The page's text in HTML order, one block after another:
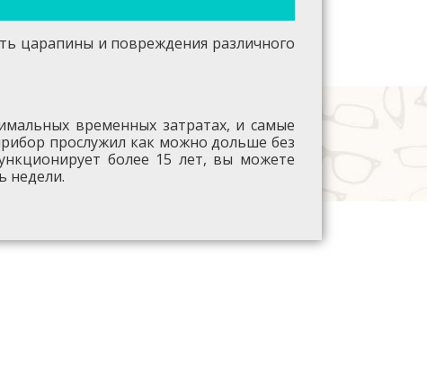
царапины и повреждения различного
временных затратах, и самые
прослужил как можно дольше без
более 15 лет, вы можете
недели.